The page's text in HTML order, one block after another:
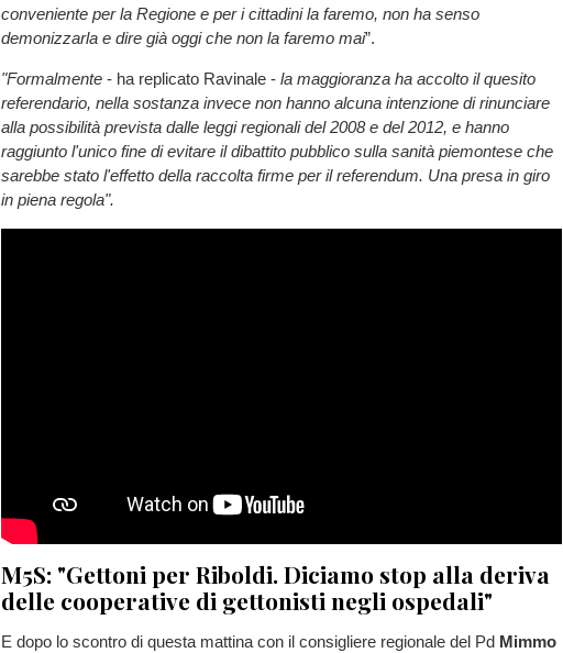
conveniente per la Regione e per i cittadini la faremo, non ha senso
demonizzarla e dire già oggi che non la faremo mai”.
"Formalmente - ha replicato Ravinale - la maggioranza ha accolto il quesito
referendario, nella sostanza invece non hanno alcuna intenzione di rinunciare
alla possibilità prevista dalle leggi regionali del 2008 e del 2012, e hanno
raggiunto l'unico fine di evitare il dibattito pubblico sulla sanità piemontese che
sarebbe stato l'effetto della raccolta firme per il referendum. Una presa in giro
in piena regola".
M5S: "Gettoni per Riboldi. Diciamo stop alla deriva
delle cooperative di gettonisti negli ospedali"
E dopo lo scontro di questa mattina con il consigliere regionale del Pd Mimmo